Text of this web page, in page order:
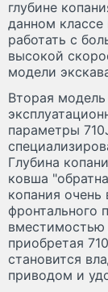
глубине
данном
работать с
высокой
модели
Вторая
параметры
Глубина
ковша
копания
фронтального
вместимостью
приобретая
становится
приводом и